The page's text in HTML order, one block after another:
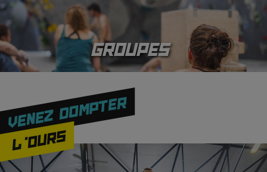
GROUPES
VENEZ DOMPTER
L'OURS